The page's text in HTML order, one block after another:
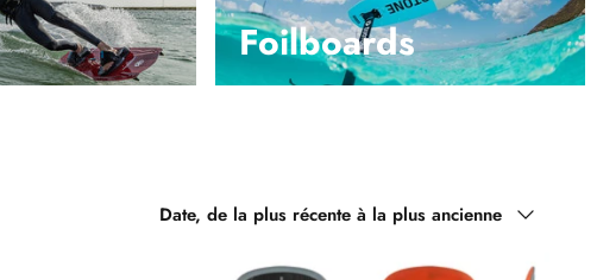
Foilboards
Trier
Date, de la plus récente à la plus ancienne